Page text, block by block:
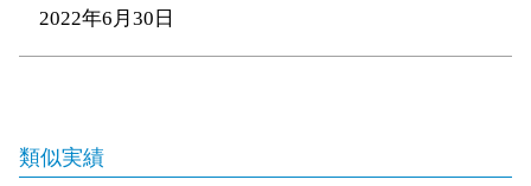
2022年6月30日
類似実績